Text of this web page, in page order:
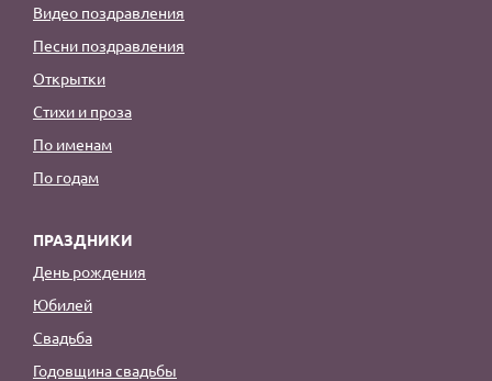
Видео поздравления
Песни поздравления
Открытки
Стихи и проза
По именам
По годам
ПРАЗДНИКИ
День рождения
Юбилей
Свадьба
Годовщина свадьбы